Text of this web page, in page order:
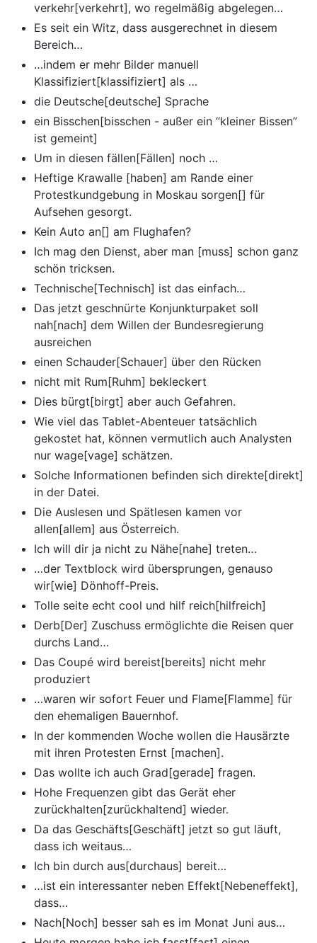
verkehr[verkehrt], wo regelmäßig abgelegen…
Es seit ein Witz, dass ausgerechnet in diesem
Bereich…
…indem er mehr Bilder manuell
Klassifiziert[klassifiziert] als …
die Deutsche[deutsche] Sprache
ein Bisschen[bisschen - außer ein “kleiner Bissen”
ist gemeint]
Um in diesen fällen[Fällen] noch …
Heftige Krawalle [haben] am Rande einer
Protestkundgebung in Moskau sorgen[] für
Aufsehen gesorgt.
Kein Auto an[] am Flughafen?
Ich mag den Dienst, aber man [muss] schon ganz
schön tricksen.
Technische[Technisch] ist das einfach…
Das jetzt geschnürte Konjunkturpaket soll
nah[nach] dem Willen der Bundesregierung
ausreichen
einen Schauder[Schauer] über den Rücken
nicht mit Rum[Ruhm] bekleckert
Dies bürgt[birgt] aber auch Gefahren.
Wie viel das Tablet-Abenteuer tatsächlich
gekostet hat, können vermutlich auch Analysten
nur wage[vage] schätzen.
Solche Informationen befinden sich direkte[direkt]
in der Datei.
Die Auslesen und Spätlesen kamen vor
allen[allem] aus Österreich.
Ich will dir ja nicht zu Nähe[nahe] treten…
…der Textblock wird übersprungen, genauso
wir[wie] Dönhoff-Preis.
Tolle seite echt cool und hilf reich[hilfreich]
Derb[Der] Zuschuss ermöglichte die Reisen quer
durchs Land…
Das Coupé wird bereist[bereits] nicht mehr
produziert
…waren wir sofort Feuer und Flame[Flamme] für
den ehemaligen Bauernhof.
In der kommenden Woche wollen die Hausärzte
mit ihren Protesten Ernst [machen].
Das wollte ich auch Grad[gerade] fragen.
Hohe Frequenzen gibt das Gerät eher
zurückhalten[zurückhaltend] wieder.
Da das Geschäfts[Geschäft] jetzt so gut läuft,
dass ich weitaus…
Ich bin durch aus[durchaus] bereit…
…ist ein interessanter neben Effekt[Nebeneffekt],
dass…
Nach[Noch] besser sah es im Monat Juni aus…